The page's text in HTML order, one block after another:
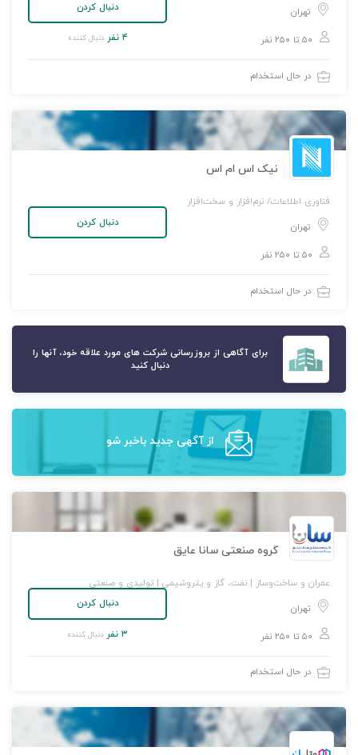
تهران
۵۰ تا ۲۵۰ نفر
دنبال کردن
۴ نفر دنبال کننده
در حال استخدام
نیک اس ام اس
فناوری اطلاعات/ نرم‌افزار و سخت‌افزار
تهران
۵۰ تا ۲۵۰ نفر
دنبال کردن
در حال استخدام
برای آگاهی از بروزرسانی شرکت های مورد علاقه خود، آنها را
دنبال کنید
از آگهی‌ جدید باخبر شو
گروه صنعتی سانا عایق
عمران و ساخت‌وساز | نفت، گاز و پتروشیمی | تولیدی و صنعتی
تهران
۵۰ تا ۲۵۰ نفر
دنبال کردن
۳ نفر دنبال کننده
در حال استخدام